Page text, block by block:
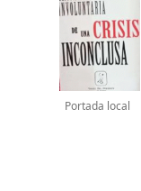
Portada local